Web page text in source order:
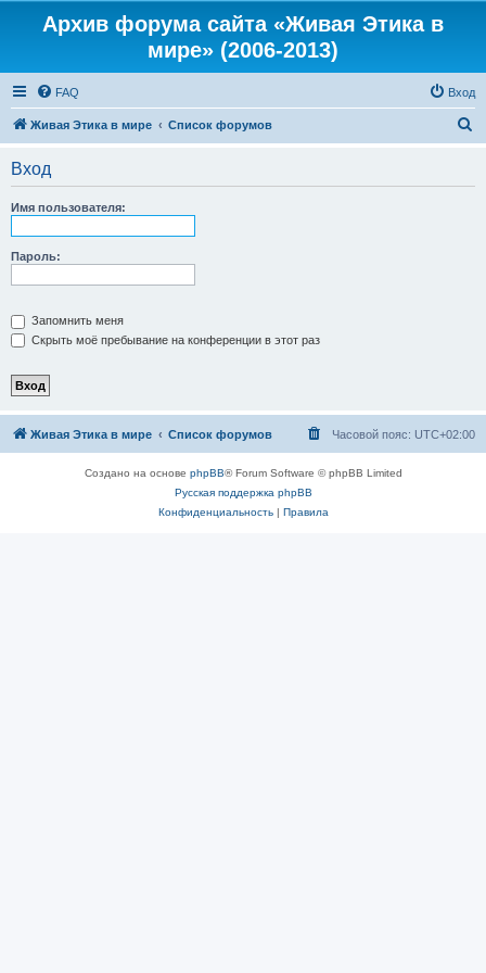
Архив форума сайта «Живая Этика в
мире» (2006-2013)
FAQ Вход
Живая Этика в мире Список форумов
Вход
Имя пользователя:
Пароль:
Запомнить меня
Скрыть моё пребывание на конференции в этот раз
Живая Этика в мире Список форумов Часовой пояс: UTC+02:00
Создано на основе phpBB® Forum Software © phpBB Limited
Русская поддержка phpBB
Конфиденциальность| Правила